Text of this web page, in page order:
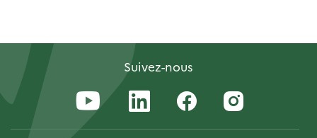
Suivez-nous